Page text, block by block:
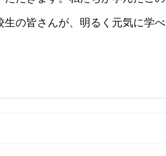
の皆さんが、明るく元気に学べ